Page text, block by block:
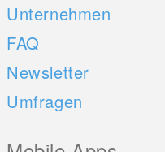
Unternehmen
FAQ
Newsletter
Umfragen